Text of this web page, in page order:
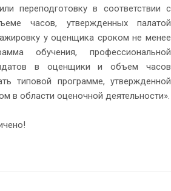
переподготовку в соответствии с
часов, утвержденных палатой
у оценщика сроком не менее
обучения, профессиональной
в оценщики и объем часов
типовой программе, утвержденной
в области оценочной деятельности».